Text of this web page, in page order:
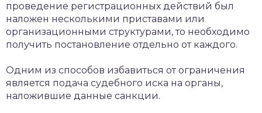
проведение регистрационных действий был
наложен несколькими приставами или
организационными структурами, то необходимо
получить постановление отдельно от каждого.
Одним из способов избавиться от ограничения
является подача судебного иска на органы,
наложившие данные санкции.